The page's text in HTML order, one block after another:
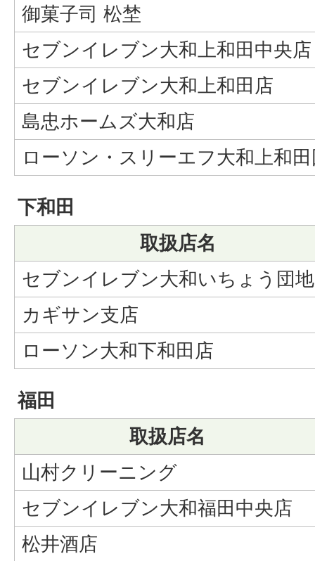
御菓子司 松埜
セブンイレブン大和上和田中央店
セブンイレブン大和上和田店
島忠ホームズ大和店
ローソン・スリーエフ大和上和
下和田
取扱店名
セブンイレブン大和いちょう団
カギサン支店
ローソン大和下和田店
福田
取扱店名
山村クリーニング
セブンイレブン大和福田中央店
松井酒店